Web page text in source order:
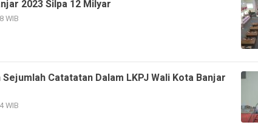
2023 Silpa 12 Milyar
WIB
Sejumlah Catatatan Dalam LKPJ Wali Kota Banjar
WIB